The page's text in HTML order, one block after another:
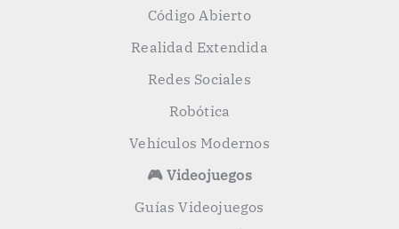
Código Abierto
Realidad Extendida
Redes Sociales
Robótica
Vehículos Modernos
🎮 Videojuegos
Guías Videojuegos